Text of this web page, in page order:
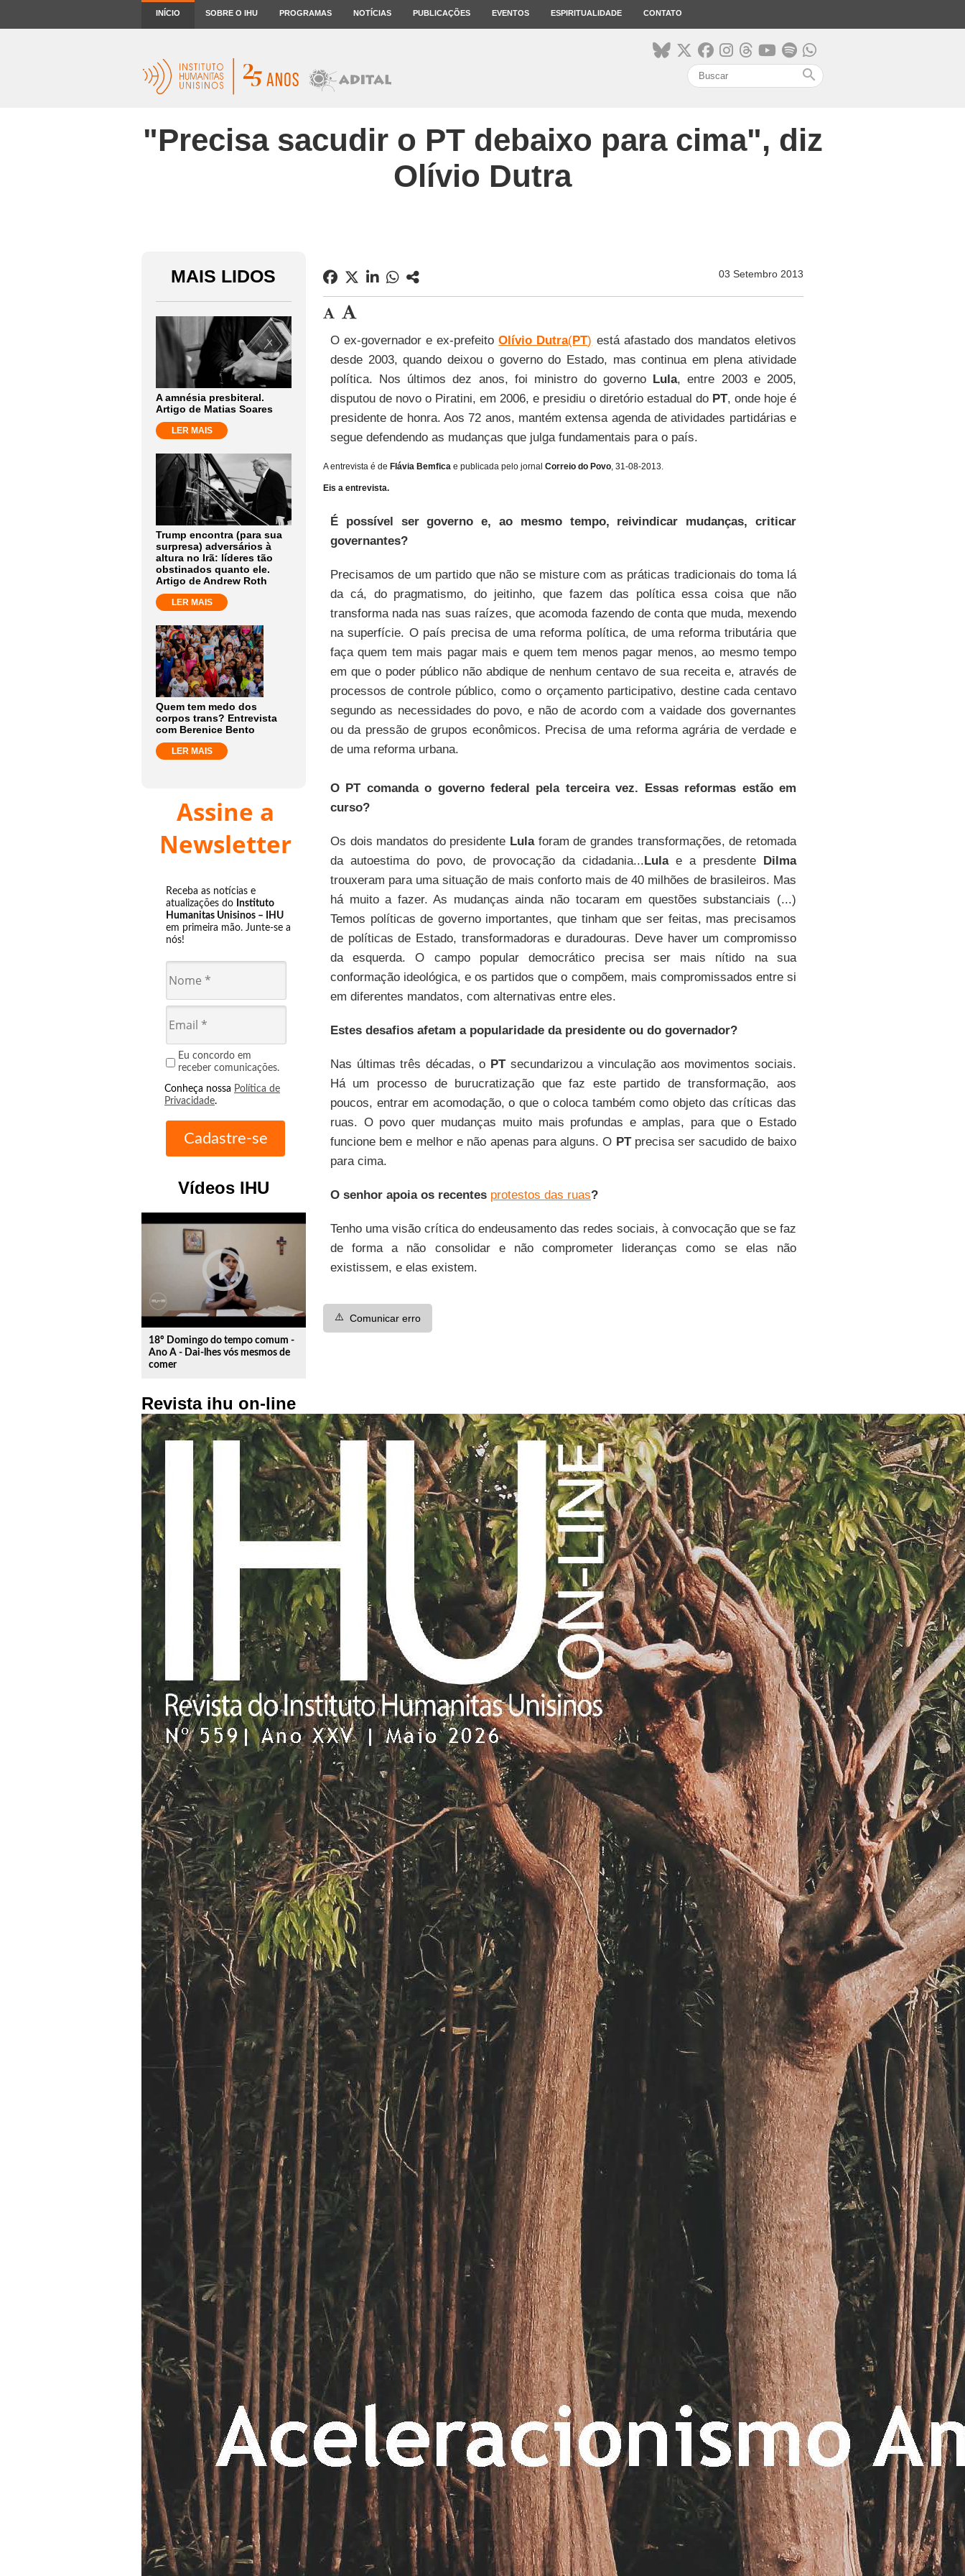
INÍCIO SOBRE O IHU PROGRAMAS NOTÍCIAS PUBLICAÇÕES EVENTOS ESPIRITUALIDADE CONTATO
search
"Precisa sacudir o PT debaixo para cima", diz
Olívio Dutra
MAIS LIDOS
A amnésia presbiteral.
Artigo de Matias Soares
LER MAIS
Trump encontra (para sua
surpresa) adversários à
altura no Irã: líderes tão
obstinados quanto ele.
Artigo de Andrew Roth
LER MAIS
Quem tem medo dos
corpos trans? Entrevista
com Berenice Bento
LER MAIS
Assine a
Newsletter
Receba as notícias e
atualizações do Instituto
Humanitas Unisinos – IHU
em primeira mão. Junte-se a
nós!
Eu concordo em
receber comunicações.
Conheça nossa Política de
Privacidade.
Vídeos IHU
play_circle_outline
18º Domingo do tempo comum -
Ano A - Dai-lhes vós mesmos de
comer
Revista ihu on-line
03 Setembro 2013
O ex-governador e ex-prefeitoOlívio Dutra(PT) está afastado dos mandatos eletivos
desde 2003, quando deixou o governo do Estado, mas continua em plena atividade
política. Nos últimos dez anos, foi ministro do governo Lula, entre 2003 e 2005,
disputou de novo o Piratini, em 2006, e presidiu o diretório estadual do PT, onde hoje é
presidente de honra. Aos 72 anos, mantém extensa agenda de atividades partidárias e
segue defendendo as mudanças que julga fundamentais para o país.
A entrevista é de Flávia Bemficae publicada pelo jornal Correio do Povo, 31-08-2013.
Eis a entrevista.
É possível ser governo e, ao mesmo tempo, reivindicar mudanças, criticar
governantes?
Precisamos de um partido que não se misture com as práticas tradicionais do toma lá
da cá, do pragmatismo, do jeitinho, que fazem das política essa coisa que não
transforma nada nas suas raízes, que acomoda fazendo de conta que muda, mexendo
na superfície. O país precisa de uma reforma política, de uma reforma tributária que
faça quem tem mais pagar mais e quem tem menos pagar menos, ao mesmo tempo
em que o poder público não abdique de nenhum centavo de sua receita e, através de
processos de controle público, como o orçamento participativo, destine cada centavo
segundo as necessidades do povo, e não de acordo com a vaidade dos governantes
ou da pressão de grupos econômicos. Precisa de uma reforma agrária de verdade e
de uma reforma urbana.
O PT comanda o governo federal pela terceira vez. Essas reformas estão em
curso?
Os dois mandatos do presidente Lulaforam de grandes transformações, de retomada
da autoestima do povo, de provocação da cidadania...Lulae a presdente Dilma
trouxeram para uma situação de mais conforto mais de 40 milhões de brasileiros. Mas
há muito a fazer. As mudanças ainda não tocaram em questões substanciais (...)
Temos políticas de governo importantes, que tinham que ser feitas, mas precisamos
de políticas de Estado, transformadoras e duradouras. Deve haver um compromisso
da esquerda. O campo popular democrático precisa ser mais nítido na sua
conformação ideológica, e os partidos que o compõem, mais compromissados entre si
em diferentes mandatos, com alternativas entre eles.
Estes desafios afetam a popularidade da presidente ou do governador?
Nas últimas três décadas, o PTsecundarizou a vinculação aos movimentos sociais.
Há um processo de burucratização que faz este partido de transformação, aos
poucos, entrar em acomodação, o que o coloca também como objeto das críticas das
ruas. O povo quer mudanças muito mais profundas e amplas, para que o Estado
funcione bem e melhor e não apenas para alguns. O PTprecisa ser sacudido de baixo
para cima.
O senhor apoia os recentes protestos das ruas?
Tenho uma visão crítica do endeusamento das redes sociais, à convocação que se faz
de forma a não consolidar e não comprometer lideranças como se elas não
existissem, e elas existem.
⚠️ Comunicar erro